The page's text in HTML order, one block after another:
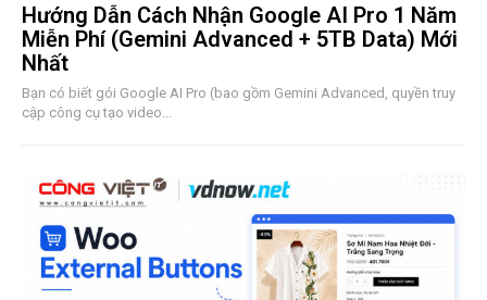
Hướng Dẫn Cách Nhận Google AI Pro 1 Năm
Miễn Phí (Gemini Advanced + 5TB Data) Mới
Nhất
Bạn có biết gói Google AI Pro (bao gồm Gemini Advanced, quyền truy
cập công cụ tạo video...